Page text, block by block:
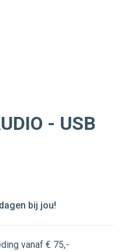
- USB
bij jou!
vanaf € 75,-